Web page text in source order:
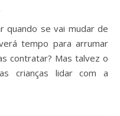
tempo para arrumar
contratar? Mas talvez o
crianças lidar com a